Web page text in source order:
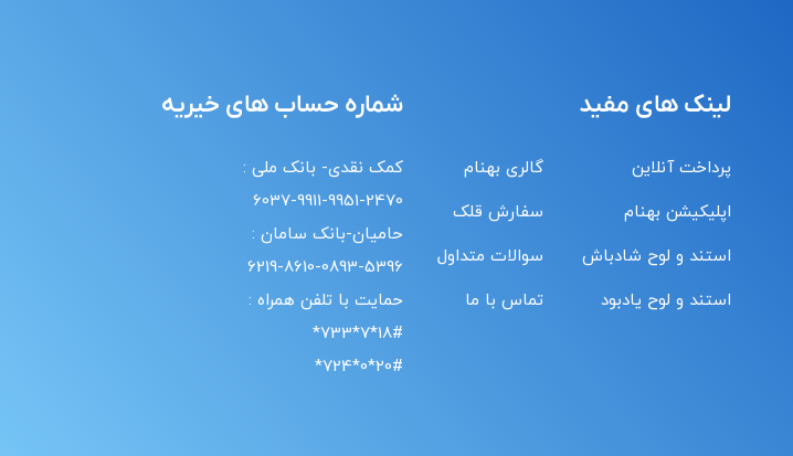
لینک های مفید
پرداخت آنلاین
اپلیکیشن بهنام
استند و لوح شادباش
استند و لوح یادبود
گالری بهنام
سفارش قلک
سوالات متداول
تماس با ما
شماره حساب های خیریه
کمک نقدی- بانک ملی :
6037-9911-9951-2470
حامیان-بانک سامان :
6219-8610-0893-5396
حمایت با تلفن همراه :
18#*7*733*
20#*0*724*